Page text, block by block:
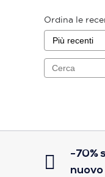
Ordina le
-70%
nuovo